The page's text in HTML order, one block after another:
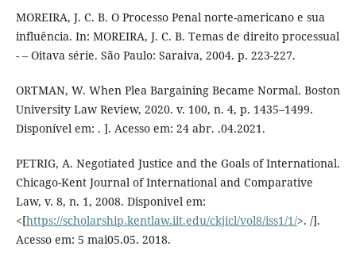
MOREIRA, J. C. B. O Processo Penal norte-americano e sua
influência. In: MOREIRA, J. C. B. Temas de direito processual
- – Oitava série. São Paulo: Saraiva, 2004. p. 223-227.
ORTMAN, W. When Plea Bargaining Became Normal. Boston
University Law Review, 2020. v. 100, n. 4, p. 1435–1499.
Disponível em: . ]. Acesso em: 24 abr. .04.2021.
PETRIG, A. Negotiated Justice and the Goals of International.
Chicago-Kent Journal of International and Comparative
Law, v. 8, n. 1, 2008. Disponivel em:
<[https://scholarship.kentlaw.iit.edu/ckjicl/vol8/iss1/1/>. /].
Acesso em: 5 mai05.05. 2018.